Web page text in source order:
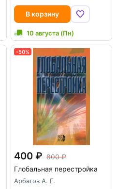
В корзину
10 августа (Пн)
-50%
400
800
Глобальная перестройка
Арбатов А. Г.